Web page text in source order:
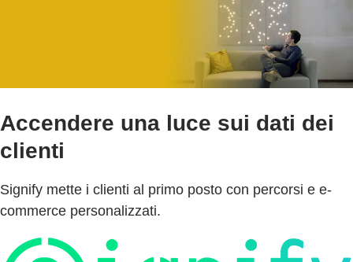
Accendere una luce sui dati dei
clienti
Signify mette i clienti al primo posto con percorsi e e-
commerce personalizzati.